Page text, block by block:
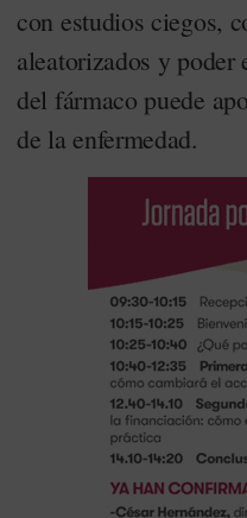
con estudios ciegos,
aleatorizados y
del fármaco puede
de la enfermedad.